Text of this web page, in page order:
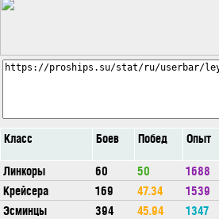
Класс Боев Побед Опыт
Линкоры
60 50 1688
Крейсера
169 47.34 1539
Эсминцы
394 45.94 1347